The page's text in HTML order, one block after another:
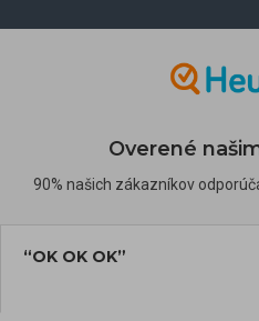
Overené
90% našich zákazníkov
“OK OK OK”